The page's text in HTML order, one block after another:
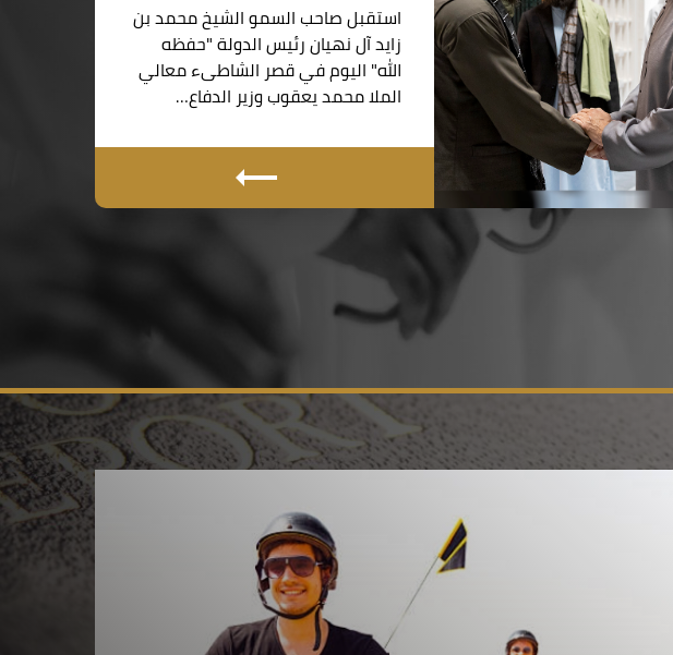
استقبل صاحب السمو الشيخ محمد بن
زايد آل نهيان رئيس الدولة "حفظه
الله" اليوم في قصر الشاطىء معالي
الملا محمد يعقوب وزير الدفاع…